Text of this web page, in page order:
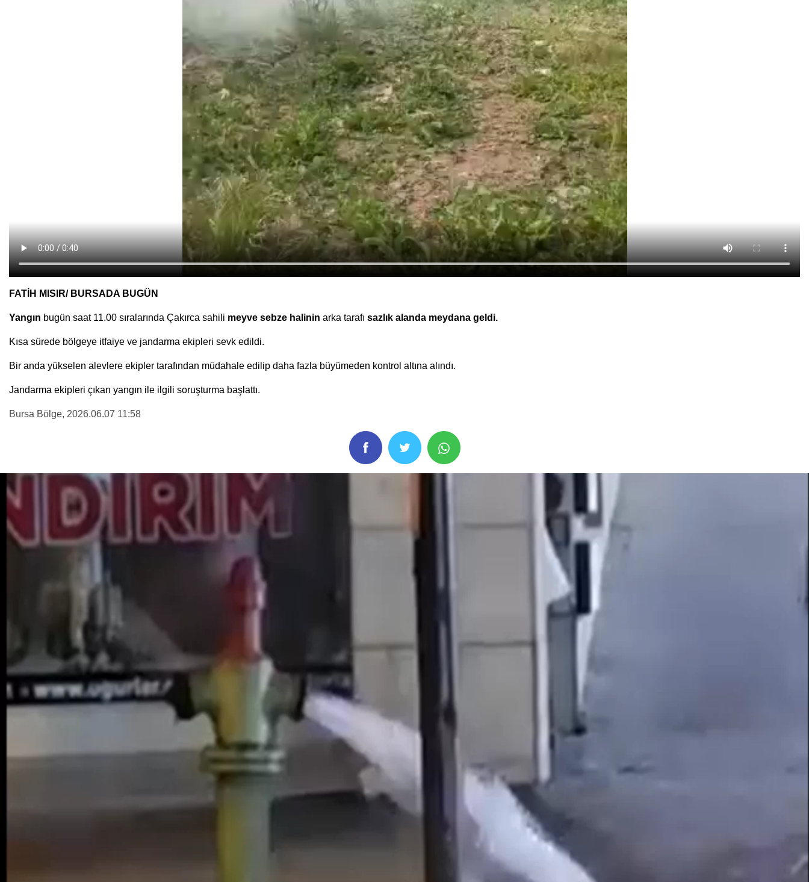
FATİH MISIR/ BURSADA BUGÜN
Yangın bugün saat 11.00 sıralarında Çakırca sahili meyve sebze halinin arka tarafı sazlık alanda meydana geldi.
Kısa sürede bölgeye itfaiye ve jandarma ekipleri sevk edildi.
Bir anda yükselen alevlere ekipler tarafından müdahale edilip daha fazla büyümeden kontrol altına alındı.
Jandarma ekipleri çıkan yangın ile ilgili soruşturma başlattı.
Bursa Bölge, 2026.06.07 11:58